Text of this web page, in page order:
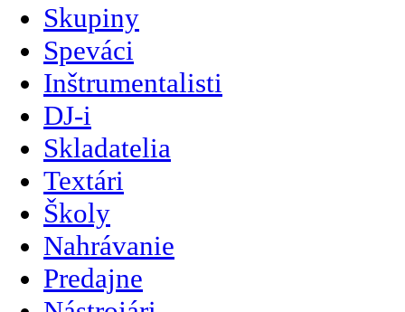
Skupiny
Speváci
Inštrumentalisti
DJ-i
Skladatelia
Textári
Školy
Nahrávanie
Predajne